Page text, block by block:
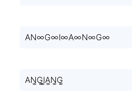
AN∞G∞I∞A∞N∞G∞
AN͚G͚I͚A͚N͚G͚